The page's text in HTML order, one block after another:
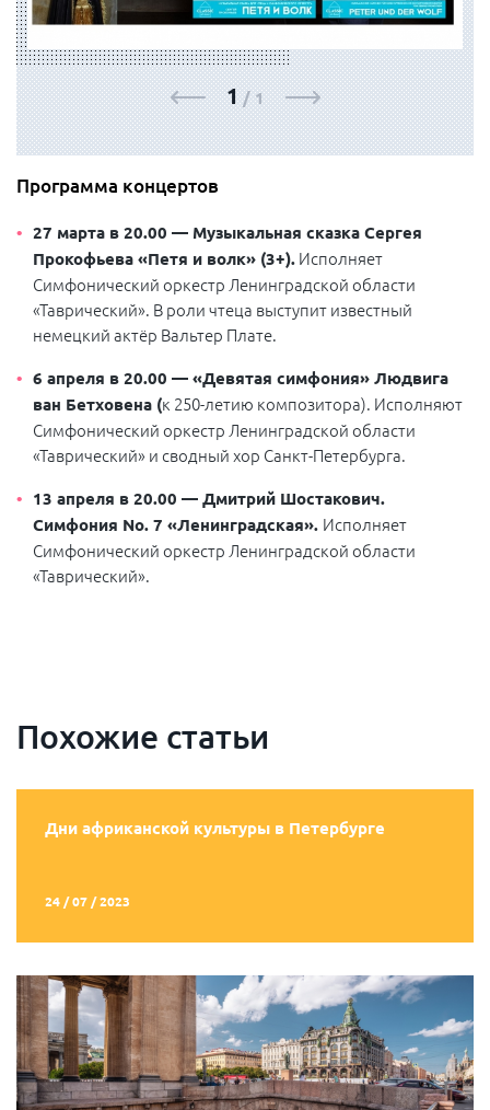
1/1
Программа концертов
27 марта в 20.00 — Музыкальная сказка Сергея
Прокофьева «Петя и волк» (3+). Исполняет
Симфонический оркестр Ленинградской области
«Таврический». В роли чтеца выступит известный
немецкий актёр Вальтер Плате.
6 апреля в 20.00 — «Девятая симфония» Людвига
ван Бетховена (к 250-летию композитора). Исполняют
Симфонический оркестр Ленинградской области
«Таврический» и сводный хор Санкт-Петербурга.
13 апреля в 20.00 — Дмитрий Шостакович.
Симфония No. 7 «Ленинградская». Исполняет
Симфонический оркестр Ленинградской области
«Таврический».
Похожие статьи
Дни африканской культуры в Петербурге
24 / 07 / 2023